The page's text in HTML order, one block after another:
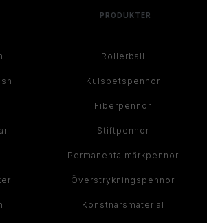
PRODUKTER
Rollerball
Kulspetspennor
Fiberpennor
Stiftpennor
Permanenta märkpennor
Överstrykningspennor
Konstnärsmaterial